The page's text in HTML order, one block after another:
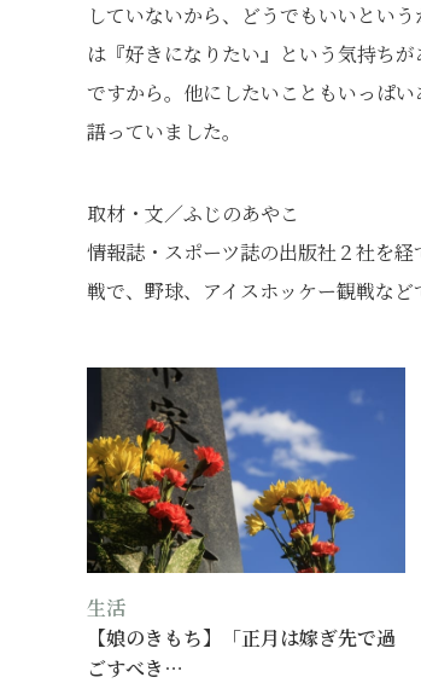
していないから、どうでもいいとい
は『好きになりたい』という気持ち
ですから。他にしたいこともいっぱ
語っていました。
取材・文／ふじのあやこ
情報誌・スポーツ誌の出版社２社を
戦で、野球、アイスホッケー観戦など
生活
【娘のきもち】「正月は嫁ぎ先で過
ごすべき…